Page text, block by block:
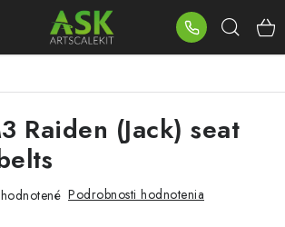
Raiden (Jack) seat
Podrobnosti hodnotenia